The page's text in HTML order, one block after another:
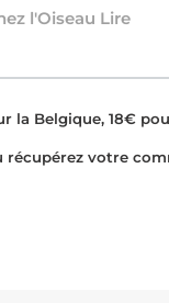
l'Oiseau Lire
la Belgique, 18€
votre